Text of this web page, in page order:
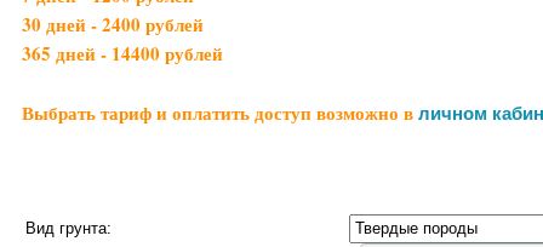
30 дней - 2400 рублей
365 дней - 14400 рублей
Выбрать тариф и оплатить доступ возможно в личном
Вид грунта: